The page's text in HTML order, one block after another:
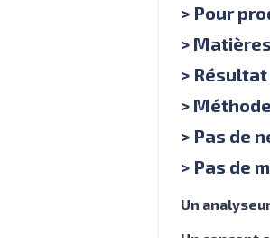
> Pour
>
>
>
> Pas de
> Pas de
Un